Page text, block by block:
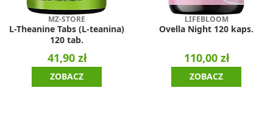
MZ-STORE
L-Theanine Tabs (L-teanina)
120 tab.
41,90 zł
ZOBACZ
LIFEBLOOM
Ovella Night 120 kaps.
110,00 zł
ZOBACZ